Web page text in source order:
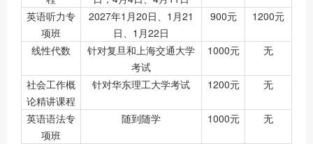
英语听力专
项班
2027年1月20日、1月21
日、1月22日
900元 1200元
线性代数
针对复旦和上海交通大学
考试
1000元 无
社会工作概
论精讲课程
针对华东理工大学考试 1200元 无
英语语法专
项班
随到随学 1000元 无